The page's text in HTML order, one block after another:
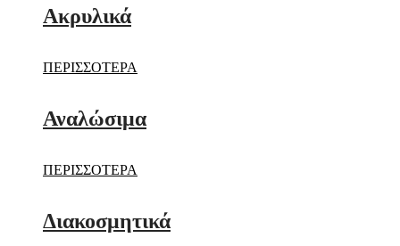
Ακρυλικά
ΠΕΡΙΣΣΟΤΕΡΑ
Αναλώσιμα
ΠΕΡΙΣΣΟΤΕΡΑ
Διακοσμητικά